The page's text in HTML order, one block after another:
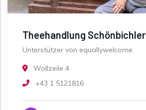
Theehandlung Schönbichler
Unterstützer von equallywelcome
Wollzeile 4
+43 1 5121816